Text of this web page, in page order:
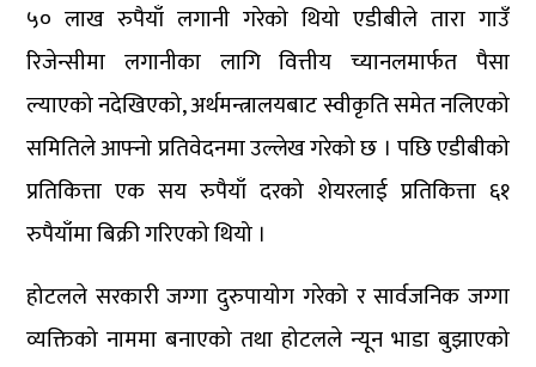
५० लाख रुपैयाँ लगानी गरेको थियो एडीबीले तारा गाउँ
रिजेन्सीमा लगानीका लागि वित्तीय च्यानलमार्फत पैसा
ल्याएको नदेखिएको, अर्थमन्त्रालयबाट स्वीकृति समेत नलिएको
समितिले आफ्नो प्रतिवेदनमा उल्लेख गरेको छ । पछि एडीबीको
प्रतिकित्ता एक सय रुपैयाँ दरको शेयरलाई प्रतिकित्ता ६१
रुपैयाँमा बिक्री गरिएको थियो ।
होटलले सरकारी जग्गा दुरुपायोग गरेको र सार्वजनिक जग्गा
व्यक्तिको नाममा बनाएको तथा होटलले न्यून भाडा बुझाएको